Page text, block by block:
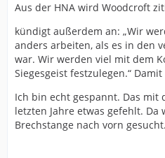
ich beurteile das ein
seiner Aussagen und
denke ich nicht das er
Bei der Aussage „ er
draußen sitzt „ gehe ich
Aus der HNA wird Woodcroft
kündigt außerdem an: „Wir
anders arbeiten, als es in den
war. Wir werden viel mit dem
Siegesgeist festzulegen.“
Ich bin echt gespannt. Das mit
letzten Jahre etwas gefehlt.
Brechstange nach vorn gesucht.